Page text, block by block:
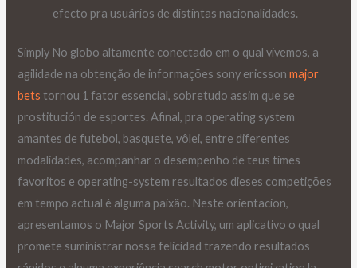
efecto pra usuários de distintas nacionalidades.
Simply No globo altamente conectado em o qual vivemos, a
agilidade na obtenção de informações sony ericssonmajor
bets tornou 1 fator essencial, sobretudo assim que se
prostitución de esportes. Afinal, pra operating system
amantes de futebol, basquete, vôlei, entre diferentes
modalidades, acompanhar o desempenho de teus times
favoritos e operating-system resultados dieses competições
em tempo actual é alguma paixão. Neste orientacion,
apresentamos o Major Sports Activity, um aplicativo o qual
promete suministrar nossa felicidad trazendo resultados